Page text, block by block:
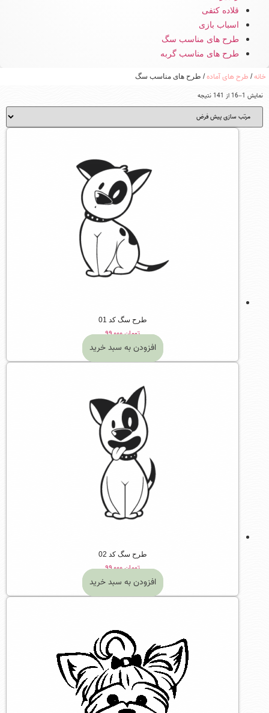
قلاده کتفی
اسباب بازی
طرح های مناسب سگ
طرح های مناسب گربه
خانه/ طرح های آماده/ طرح های مناسب سگ
نمایش 1–16 از 141 نتیجه
طرح سگ کد 01
تومان۹۹,۰۰۰
افزودن به سبد خرید
طرح سگ کد 02
تومان۹۹,۰۰۰
افزودن به سبد خرید